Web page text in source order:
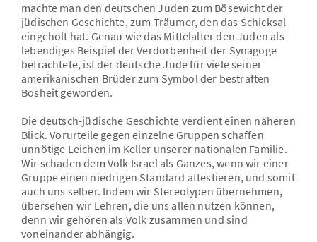
machte man den deutschen Juden zum Bösewicht der
jüdischen Geschichte, zum Träumer, den das Schicksal
eingeholt hat. Genau wie das Mittelalter den Juden als
lebendiges Beispiel der Verdorbenheit der Synagoge
betrachtete, ist der deutsche Jude für viele seiner
amerikanischen Brüder zum Symbol der bestraften
Bosheit geworden.
Die deutsch-jüdische Geschichte verdient einen näheren
Blick. Vorurteile gegen einzelne Gruppen schaffen
unnötige Leichen im Keller unserer nationalen Familie.
Wir schaden dem Volk Israel als Ganzes, wenn wir einer
Gruppe einen niedrigen Standard attestieren, und somit
auch uns selber. Indem wir Stereotypen übernehmen,
übersehen wir Lehren, die uns allen nutzen können,
denn wir gehören als Volk zusammen und sind
voneinander abhängig.